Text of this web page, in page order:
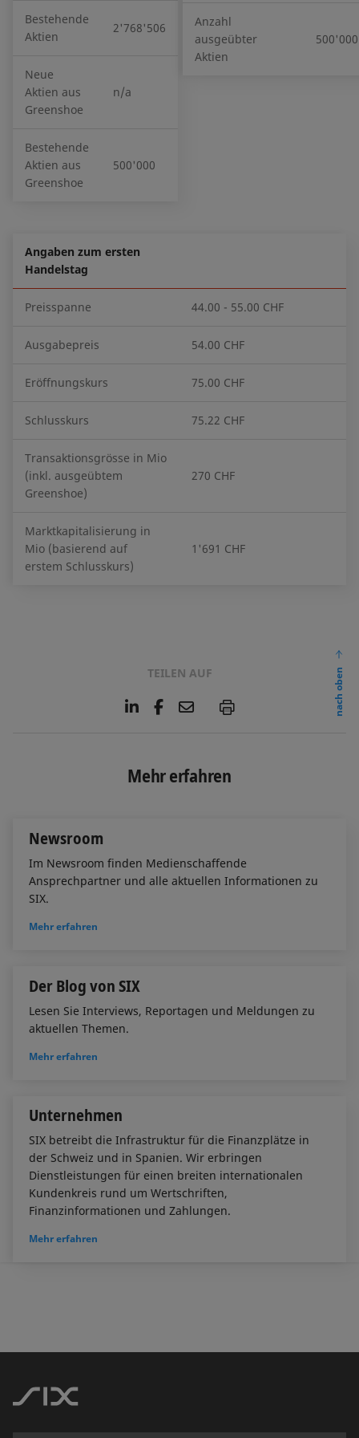
Bestehende
Aktien
2'768'506
Neue
Aktien aus
Greenshoe
n/a
Bestehende
Aktien aus
Greenshoe
500'000
Anzahl
ausgeübter
Aktien
500'000
Angaben zum ersten
Handelstag
Preisspanne 44.00 - 55.00 CHF
Ausgabepreis 54.00 CHF
Eröffnungskurs 75.00 CHF
Schlusskurs 75.22 CHF
Transaktionsgrösse in Mio
(inkl. ausgeübtem
Greenshoe)
270 CHF
Marktkapitalisierung in
Mio (basierend auf
erstem Schlusskurs)
1'691 CHF
TEILEN AUF
L
e
d
F
o
E
l
P
nach oben
Mehr erfahren
Newsroom
Im Newsroom finden Medienschaffende
Ansprechpartner und alle aktuellen Informationen zu
SIX.
Mehr erfahren
Der Blog von SIX
Lesen Sie Interviews, Reportagen und Meldungen zu
aktuellen Themen.
Mehr erfahren
Unternehmen
SIX betreibt die Infrastruktur für die Finanzplätze in
der Schweiz und in Spanien. Wir erbringen
Dienstleistungen für einen breiten internationalen
Kundenkreis rund um Wertschriften,
Finanzinformationen und Zahlungen.
Mehr erfahren